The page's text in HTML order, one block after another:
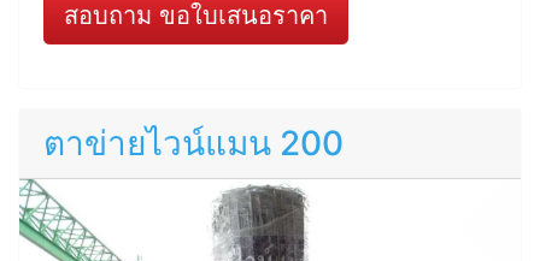
สอบถาม ขอใบเสนอราคา
ตาข่ายไวน์แมน 200